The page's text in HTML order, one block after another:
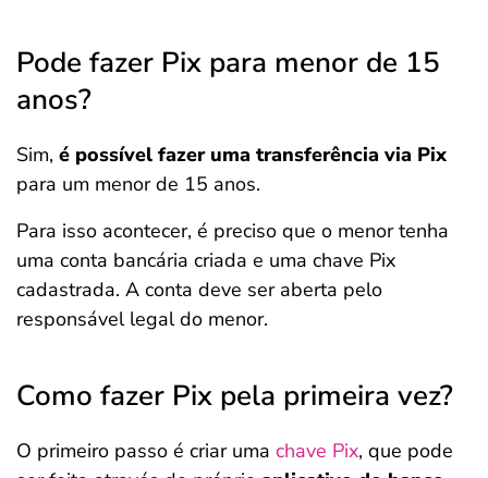
Pode fazer Pix para menor de 15
anos?
Sim, é possível fazer uma transferência via Pix
para um menor de 15 anos.
Para isso acontecer, é preciso que o menor tenha
uma conta bancária criada e uma chave Pix
cadastrada. A conta deve ser aberta pelo
responsável legal do menor.
Como fazer Pix pela primeira vez?
O primeiro passo é criar uma chave Pix, que pode